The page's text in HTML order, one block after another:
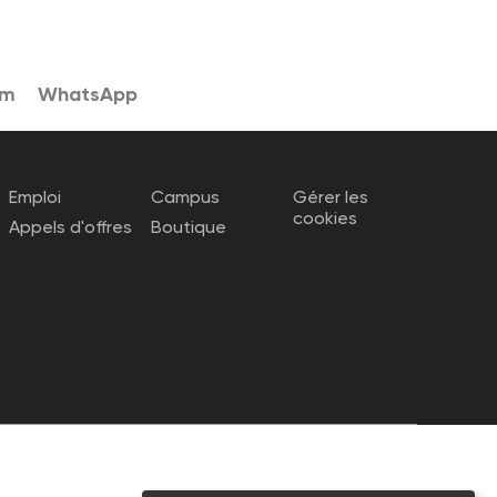
WhatsApp
Emploi
Appels d'offres
Campus
Boutique
Gérer les
cookies